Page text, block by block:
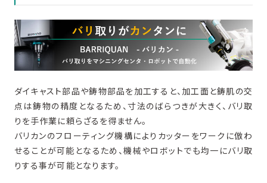
ダイキャスト部品や鋳物部品を加工すると、加工面と鋳肌の交
点は鋳物の精度となるため、寸法のばらつきが大きく、バリ取
りを手作業に頼らざるを得ません。
バリカンのフローティング機構によりカッターをワークに倣わ
せることが可能となるため、機械やロボットでも均一にバリ取
りする事が可能となります。